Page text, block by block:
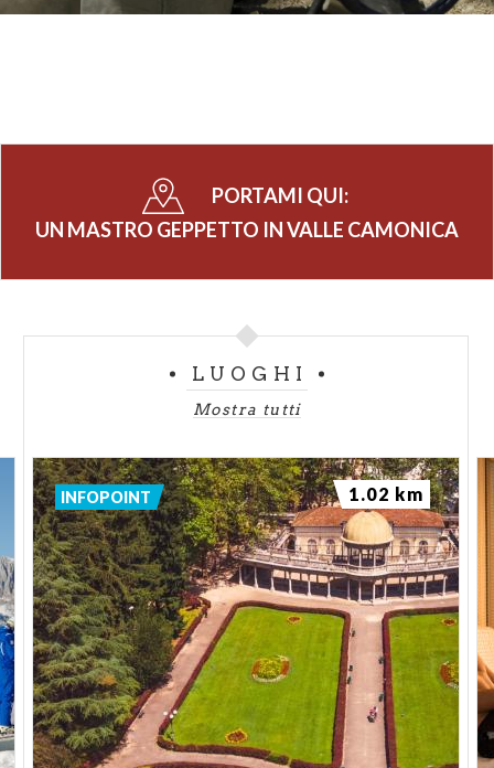
PORTAMI QUI:
UN MASTRO GEPPETTO IN VALLE CAMONICA
LUOGHI
Mostra tutti
INFOPOINT 1.02 km